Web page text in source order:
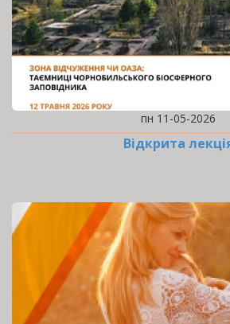
пн 11-05-2026
Відкрита